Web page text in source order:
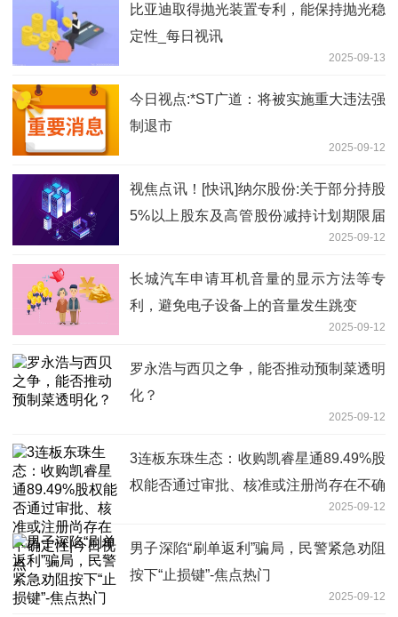
比亚迪取得抛光装置专利，能保持抛光稳
定性_每日视讯
2025-09-13
今日视点:*ST广道：将被实施重大违法强
制退市
2025-09-12
视焦点讯！[快讯]纳尔股份:关于部分持股
5%以上股东及高管股份减持计划期限届
2025-09-12
长城汽车申请耳机音量的显示方法等专
利，避免电子设备上的音量发生跳变
2025-09-12
罗永浩与西贝之争，能否推动预制菜透明
化？
2025-09-12
3连板东珠生态：收购凯睿星通89.49%股
权能否通过审批、核准或注册尚存在不确
2025-09-12
男子深陷“刷单返利”骗局，民警紧急劝阻
按下“止损键”-焦点热门
2025-09-12